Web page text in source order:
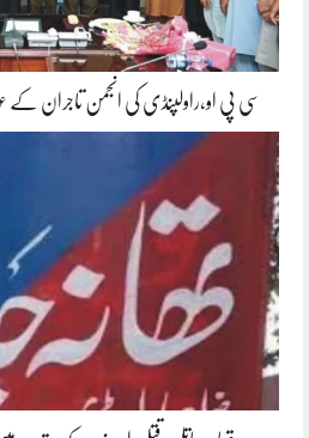
سی پی او،راولپنڈی کی انجمن تاجران